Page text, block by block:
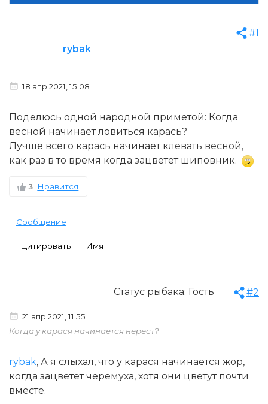
rybak
#1
18 апр 2021, 15:08
Поделюсь одной народной приметой: Когда
весной начинает ловиться карась?
Лучше всего карась начинает клевать весной,
как раз в то время когда зацветет шиповник.
3 Нравится
Сообщение
Цитировать Имя
Статус рыбака: Гость #2
21 апр 2021, 11:55
Когда у карася начинается нерест?
rybak, А я слыхал, что у карася начинается жор,
когда зацветет черемуха, хотя они цветут почти
вместе.